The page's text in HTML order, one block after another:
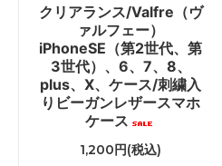
クリアランス/Valfre（ヴ
ァルフェー）
iPhoneSE（第2世代、第
3世代）、6、7、8、
plus、X、ケース/刺繍入
りビーガンレザースマホ
ケース
1,200円(税込)